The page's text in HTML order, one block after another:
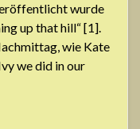
wurde
up that hill“ [1].
wie Kate
we did in our